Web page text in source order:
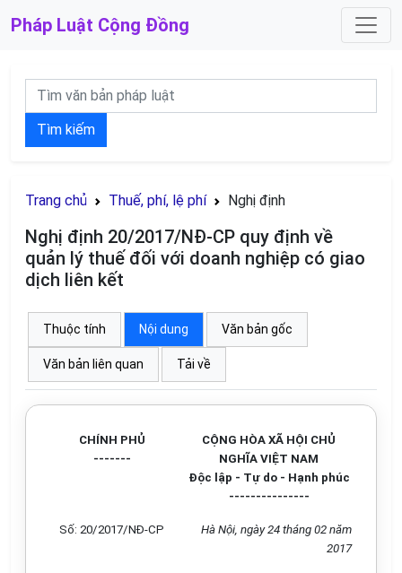
Pháp Luật Cộng Đồng
Tìm kiếm
Trang chủ Thuế, phí, lệ phí Nghị định
Nghị định 20/2017/NĐ-CP quy định về
quản lý thuế đối với doanh nghiệp có giao
dịch liên kết
Thuộc tính Nội dung Văn bản gốc
Văn bản liên quan Tải về
CHÍNH PHỦ
-------
CỘNG HÒA XÃ HỘI CHỦ
NGHĨA VIỆT NAM
Độc lập - Tự do - Hạnh phúc
---------------
Số: 20/2017/NĐ-CP
Hà Nội, ngày 24 tháng 02 năm
2017